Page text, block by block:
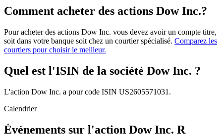
Comment acheter des actions Dow Inc.?
Pour acheter des actions Dow Inc. vous devez avoir un compte titre,
soit dans votre banque soit chez un courtier spécialisé. Comparez les
courtiers pour choisir le meilleur.
Quel est l'ISIN de la société Dow Inc. ?
L'action Dow Inc. a pour code ISIN US2605571031.
Calendrier
Événements sur l'action Dow Inc. R